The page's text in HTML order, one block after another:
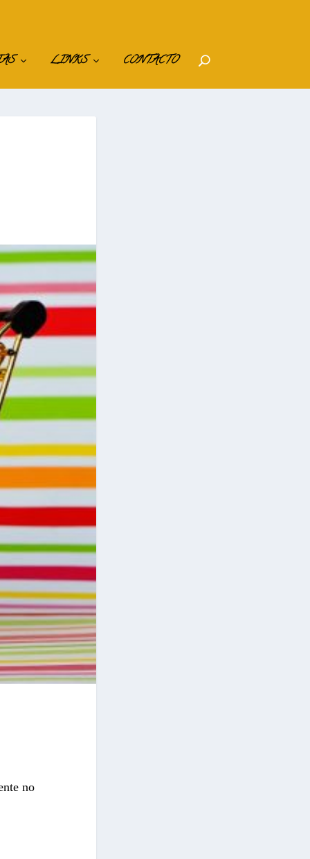
LINKS CONTACTO
no